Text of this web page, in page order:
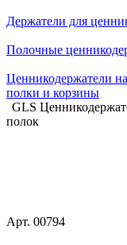
Держатели для
Полочные
Ценникодержатели
полки и корзины
GLS
полок
Арт. 00794